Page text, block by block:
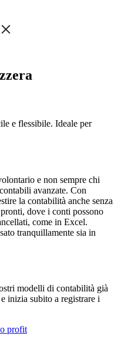
e flessibile. Ideale per
e non sempre chi
avanzate. Con
la contabilità anche senza
dove i conti possono
come in Excel.
tranquillamente sia in
modelli di contabilità già
inizia subito a registrare i
profit